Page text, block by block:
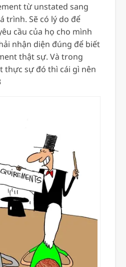
từ unstated sang
trình. Sẽ có lý do để
cầu của họ cho mình
nhận diện đúng để biết
thật sự. Và trong
thực sự đó thì cái gì nên